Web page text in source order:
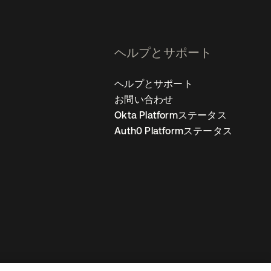
ヘルプとサポート
ヘルプとサポート
お問い合わせ
Okta Platformステータス
Auth0 Platformステータス